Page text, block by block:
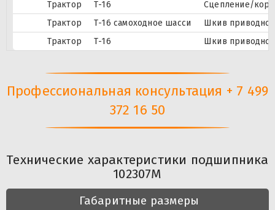
Трактор
Т-16
Сцепление/
Трактор
Т-16 самоходное шасси
Шкив приводной
Трактор
Т-16 Шкив приводной
Профессиональная консультация + 7 499
372 16 50
Технические характеристики подшипника
102307M
Габаритные размеры